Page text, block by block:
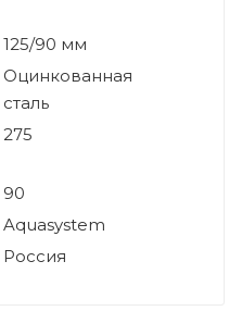
125/90 мм
Оцинкованная
сталь
275
90
Aquasystem
Россия